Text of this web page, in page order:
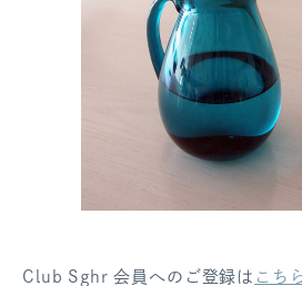
Club Sghr 会員へのご登録は こち